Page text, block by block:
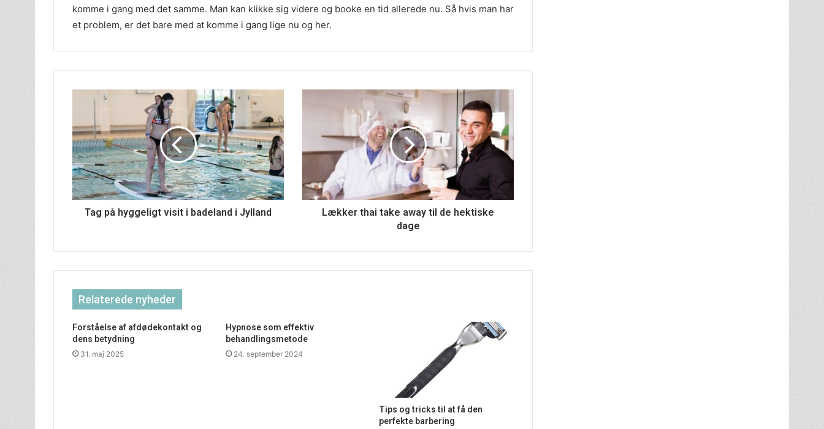
komme i gang med det samme. Man kan klikke sig videre og booke en tid allerede nu. Så hvis man har
et problem, er det bare med at komme i gang lige nu og her.
Tag på hyggeligt visit i badeland i Jylland
Lækker thai take away til de hektiske
dage
Relaterede nyheder
Forståelse af afdødekontakt og
dens betydning
31. maj 2025
Hypnose som effektiv
behandlingsmetode
24. september 2024
Tips og tricks til at få den
perfekte barbering